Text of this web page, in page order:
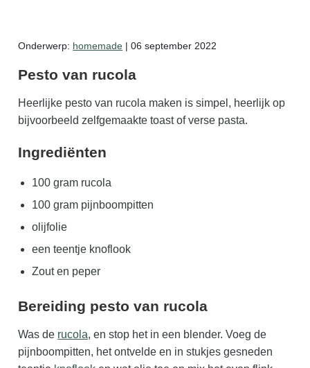
Onderwerp: homemade | 06 september 2022
Pesto van rucola
Heerlijke pesto van rucola maken is simpel, heerlijk op
bijvoorbeeld zelfgemaakte toast of verse pasta.
Ingrediënten
100 gram rucola
100 gram pijnboompitten
olijfolie
een teentje knoflook
Zout en peper
Bereiding pesto van rucola
Was de rucola, en stop het in een blender. Voeg de
pijnboompitten, het ontvelde en in stukjes gesneden
Gratis wildplukken kalender